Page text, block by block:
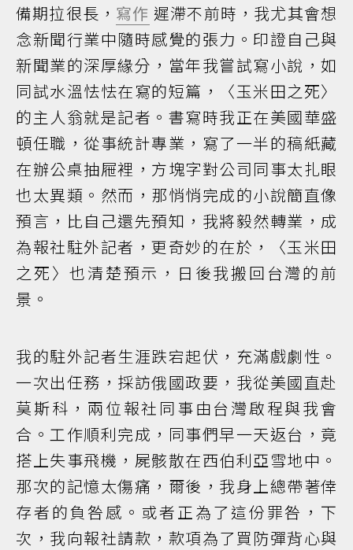
備期拉很長， 寫作 遲滯不前時，我尤其會想
念新聞行業中隨時感覺的張力。印證自己與
新聞業的深厚緣分，當年我嘗試寫小說，如
同試水溫怯怯在寫的短篇，〈玉米田之死〉
的主人翁就是記者。書寫時我正在美國華盛
頓任職，從事統計專業，寫了一半的稿紙藏
在辦公桌抽屜裡，方塊字對公司同事太扎眼
也太異類。然而，那悄悄完成的小說簡直像
預言，比自己還先預知，我將毅然轉業，成
為報社駐外記者，更奇妙的在於，〈玉米田
之死〉也清楚預示，日後我搬回台灣的前
景。
我的駐外記者生涯跌宕起伏，充滿戲劇性。
一次出任務，採訪俄國政要，我從美國直赴
莫斯科，兩位報社同事由台灣啟程與我會
合。工作順利完成，同事們早一天返台，竟
搭上失事飛機，屍骸散在西伯利亞雪地中。
那次的記憶太傷痛，爾後，我身上總帶著倖
存者的負咎感。或者正為了這份罪咎，下
次，我向報社請款，款項為了買防彈背心與